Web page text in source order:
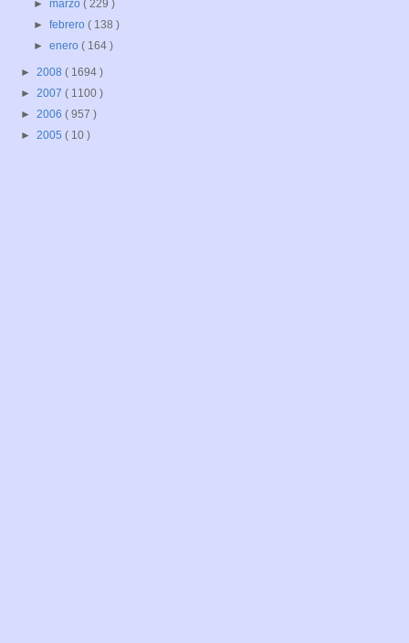
►marzo( 229 )
►febrero( 138 )
►enero( 164 )
► 2008 ( 1694 )
► 2007 ( 1100 )
► 2006 ( 957 )
► 2005 ( 10 )